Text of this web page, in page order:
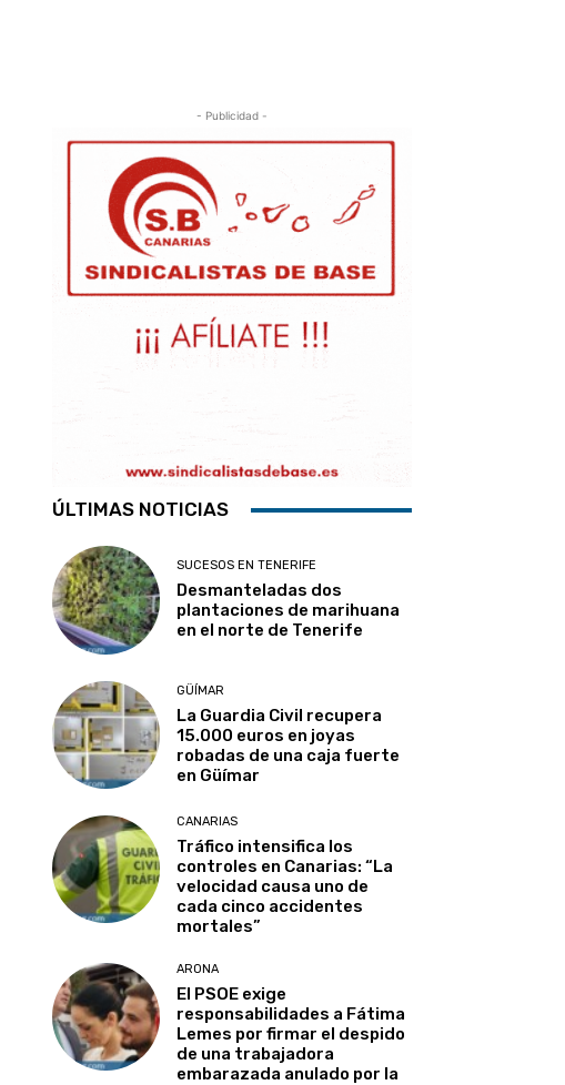
- Publicidad -
ÚLTIMAS NOTICIAS
SUCESOS EN TENERIFE
Desmanteladas dos
plantaciones de marihuana
en el norte de Tenerife
GÜÍMAR
La Guardia Civil recupera
15.000 euros en joyas
robadas de una caja fuerte
en Güímar
CANARIAS
Tráfico intensifica los
controles en Canarias: “La
velocidad causa uno de
cada cinco accidentes
mortales”
ARONA
El PSOE exige
responsabilidades a Fátima
Lemes por firmar el despido
de una trabajadora
embarazada anulado por la